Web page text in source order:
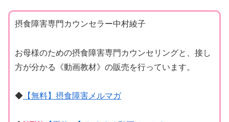
摂食障害専門カウンセラー中村綾子
お母様のための摂食障害専門カウンセリングと、接し
方が分かる《動画教材》の販売を行っています。
◆ 【無料】摂食障害メルマガ